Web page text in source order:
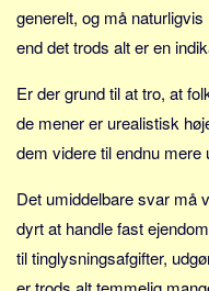
generelt, og må
end det trods alt er en
Er der grund til at tro, at
de mener er urealistisk
dem videre til endnu mere
Det umiddelbare svar må
dyrt at handle fast
til tinglysningsafgifter,